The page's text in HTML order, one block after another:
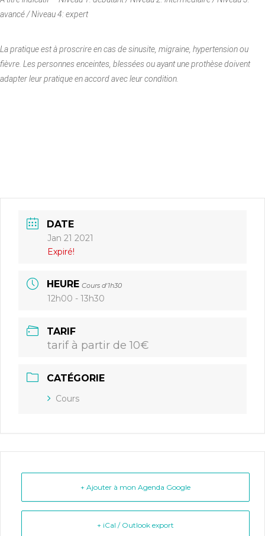
avancé / Niveau 4: expert
La pratique est à proscrire en cas de sinusite, migraine, hypertension ou
fièvre. Les personnes enceintes, blessées ou ayant une prothèse doivent
adapter leur pratique en accord avec leur condition.
DATE
Jan 21 2021
Expiré!
HEURE Cours d'1h30
12h00 - 13h30
TARIF
tarif à partir de 10€
CATÉGORIE
Cours
+ Ajouter à mon Agenda Google
+ iCal / Outlook export